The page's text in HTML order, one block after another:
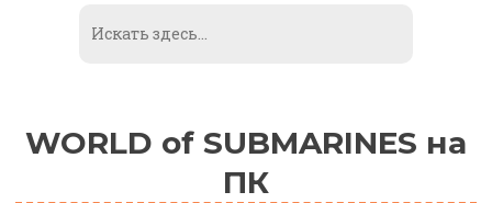
WORLD of SUBMARINES на
ПК